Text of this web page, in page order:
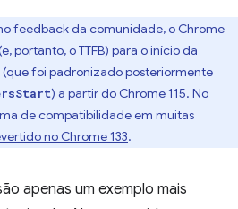
feedback da comunidade, o Chrome
portanto, o TTFB) para o início da
foi padronizado posteriormente
) a partir do Chrome 115. No
de compatibilidade em muitas
no Chrome 133.
apenas um exemplo mais